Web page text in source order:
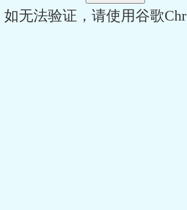
无法验证，请使用谷歌